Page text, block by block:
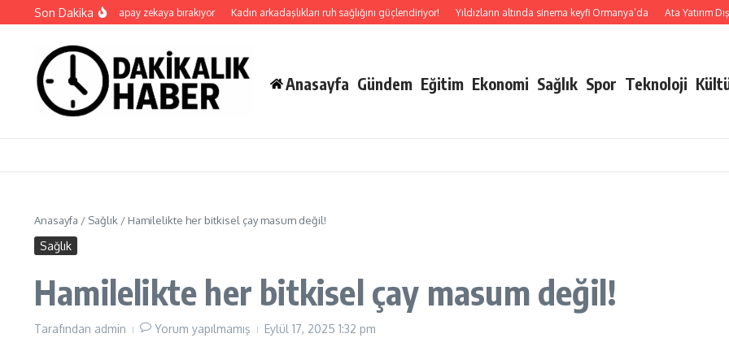
İçeriğe atlaSon Dakika
Uygulamalar yerini yapay zekaya bırakıyor Kadın arkadaşlıkları ruh sağlığını güçlendiriyor! Yıldızların altında sinema keyfi Ormanya’da Ata Yatırım Dış
Anasayfa Gündem Eğitim Ekonomi Sağlık Spor Teknoloji
Anasayfa / Sağlık / Hamilelikte her bitkisel çay masum değil!
Sağlık
Hamilelikte her bitkisel çay masum değil!
Tarafından admin Yorum yapılmamış Eylül 17, 2025 1:32 pm